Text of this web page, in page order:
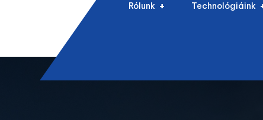
Rólunk Technológiáink